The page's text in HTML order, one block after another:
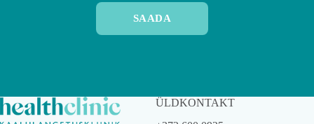
SAADA
ÜLDKONTAKT